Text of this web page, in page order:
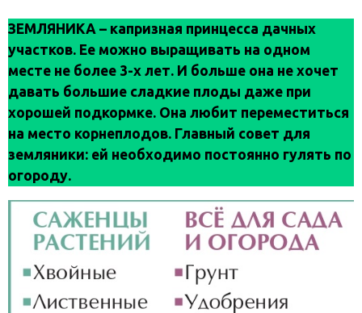
ЗЕМЛЯНИКА – капризная принцесса дачных
участков. Ее можно выращивать на одном
месте не более 3-х лет. И больше она не хочет
давать большие сладкие плоды даже при
хорошей подкормке. Она любит переместиться
на место корнеплодов. Главный совет для
земляники: ей необходимо постоянно гулять по
огороду.